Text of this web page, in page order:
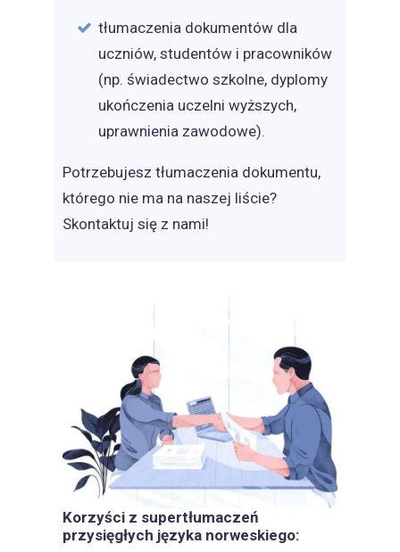
tłumaczenia dokumentów dla
uczniów, studentów i pracowników
(np. świadectwo szkolne, dyplomy
ukończenia uczelni wyższych,
uprawnienia zawodowe).
Potrzebujesz tłumaczenia dokumentu,
którego nie ma na naszej liście?
Skontaktuj się z nami!
Korzyści z supertłumaczeń
przysięgłych języka norweskiego: